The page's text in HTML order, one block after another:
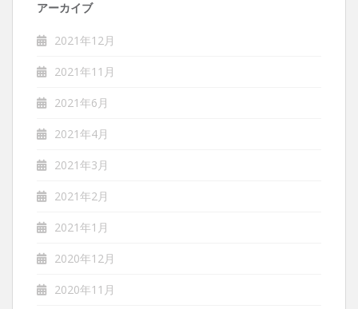
アーカイブ
2021年12月
2021年11月
2021年6月
2021年4月
2021年3月
2021年2月
2021年1月
2020年12月
2020年11月